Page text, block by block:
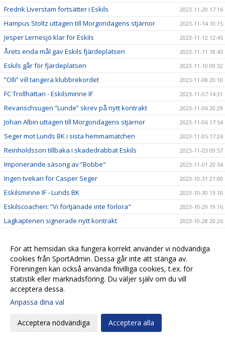
Fredrik Liverstam fortsätter i Eskils 2023-11-20 17:16
Hampus Stoltz uttagen till Morgondagens stjärnor 2023-11-14 10:15
Jesper Lernesjö klar för Eskils 2023-11-12 12:45
Årets enda mål gav Eskils fjärdeplatsen 2023-11-11 18:43
Eskils går för fjärdeplatsen 2023-11-10 09:32
”Olli” vill tangera klubbrekordet 2023-11-08 20:10
FC Trollhättan - Eskilsminne IF 2023-11-07 14:31
Revanschsugen ”Lunde” skrev på nytt kontrakt 2023-11-06 20:29
Johan Albin uttagen till Morgondagens stjärnor 2023-11-06 17:54
Seger mot Lunds BK i sista hemmamatchen 2023-11-05 17:24
Reinholdsson tillbaka i skadedrabbat Eskils 2023-11-03 09:57
Imponerande säsong av ”Bobbe" 2023-11-01 20:54
Ingen tvekan för Casper Seger 2023-10-31 21:00
Eskilsminne IF - Lunds BK 2023-10-30 13:10
Eskilscoachen: ”Vi förtjänade inte förlora" 2023-10-29 19:16
Lagkaptenen signerade nytt kontrakt 2023-10-28 20:26
Eskilscoachen: ”Hoppas räta ut frågetecken" 2023-10-26 22:58
Josef Getachew fortsätter i Eskils 2023-10-25 09:50
Falkenbergs FF - Eskilsminne IF 2023-10-23 12:30
Ineffektivt Eskils föll igen
Eskilscoachen varnar för Ahlafors motivation
Lamin Sarr: ”Nyttigt för mig att spela i Eskils"
För att hemsidan ska fungera korrekt använder vi nödvändiga
cookies från SportAdmin. Dessa går inte att stänga av.
Föreningen kan också använda frivilliga cookies, t.ex. för
statistik eller marknadsföring. Du väljer själv om du vill
acceptera dessa.
Anpassa dina val
Acceptera nödvändiga Acceptera alla